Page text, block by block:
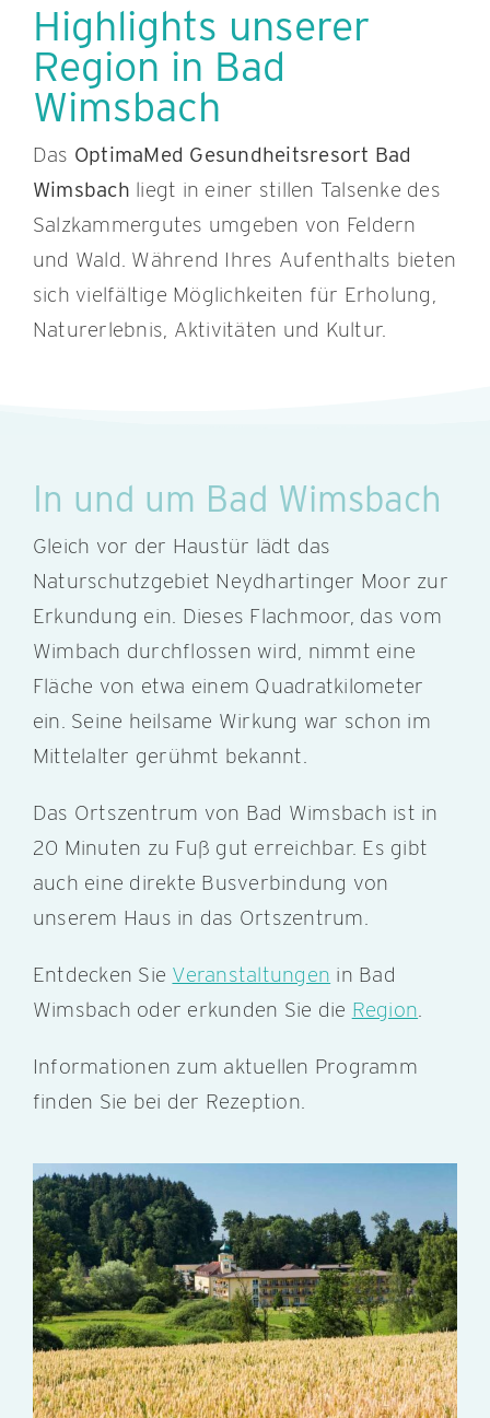
Highlights unserer
Region in Bad
Wimsbach
Das OptimaMed Gesundheitsresort Bad
Wimsbach liegt in einer stillen Talsenke des
Salzkammergutes umgeben von Feldern
und Wald. Während Ihres Aufenthalts bieten
sich vielfältige Möglichkeiten für Erholung,
Naturerlebnis, Aktivitäten und Kultur.
In und um Bad Wimsbach
Gleich vor der Haustür lädt das
Naturschutzgebiet Neydhartinger Moor zur
Erkundung ein. Dieses Flachmoor, das vom
Wimbach durchflossen wird, nimmt eine
Fläche von etwa einem Quadratkilometer
ein. Seine heilsame Wirkung war schon im
Mittelalter gerühmt bekannt.
Das Ortszentrum von Bad Wimsbach ist in
20 Minuten zu Fuß gut erreichbar. Es gibt
auch eine direkte Busverbindung von
unserem Haus in das Ortszentrum.
Entdecken Sie Veranstaltungen in Bad
Wimsbach oder erkunden Sie die Region.
Informationen zum aktuellen Programm
finden Sie bei der Rezeption.